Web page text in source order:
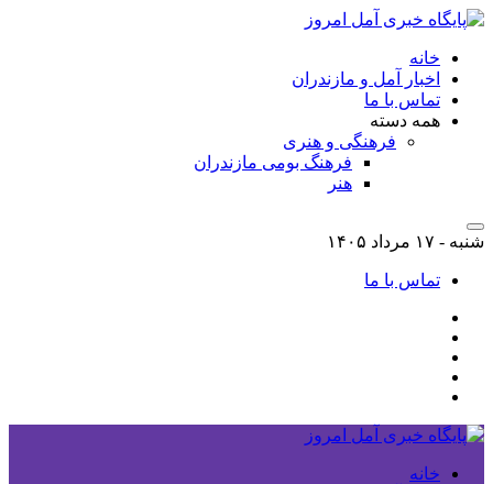
خانه
اخبار آمل و مازندران
تماس با ما
همه دسته
فرهنگی و هنری
فرهنگ بومی مازندران
هنر
شنبه - ۱۷ مرداد ۱۴۰۵
تماس با ما
خانه